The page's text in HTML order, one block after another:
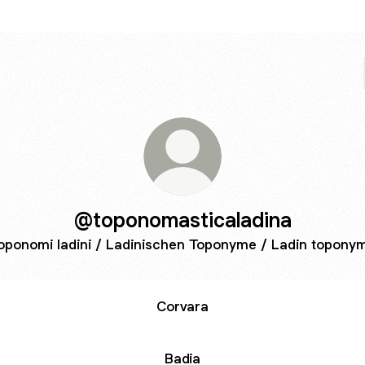
@toponomasticaladina
ladini / Ladinischen Toponyme / Ladin
Corvara
Badia